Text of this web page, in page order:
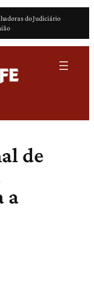
do Judiciário
de
a